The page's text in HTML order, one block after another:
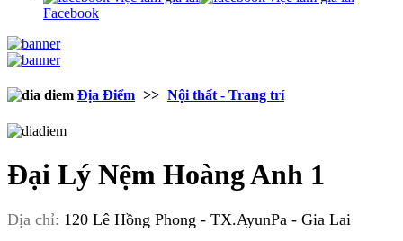
Facebook
Địa Điểm >> Nội thất - Trang trí
Đại Lý Nệm Hoàng Anh 1
Địa chỉ: 120 Lê Hồng Phong - TX.AyunPa - Gia Lai